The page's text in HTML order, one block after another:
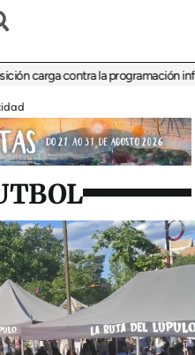
contra la programación infantil